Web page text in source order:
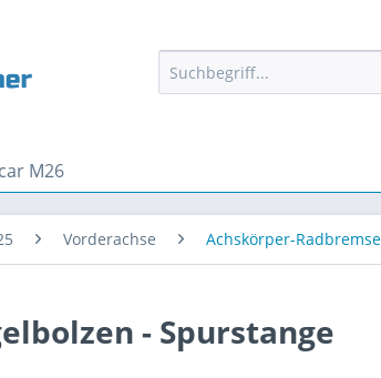
M26
Vorderachse Achskörper-
- Spurstange